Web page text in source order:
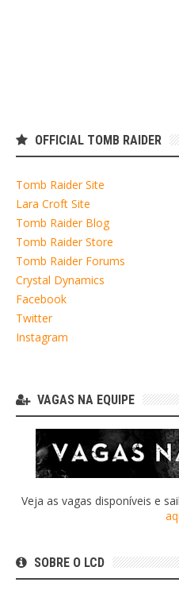
OFFICIAL TOMB RAIDER
Tomb Raider Site
Lara Croft Site
Tomb Raider Blog
Tomb Raider Store
Tomb Raider Forums
Crystal Dynamics
Facebook
Twitter
Instagram
VAGAS NA EQUIPE
Veja as vagas disponíveis e
SOBRE O LCD